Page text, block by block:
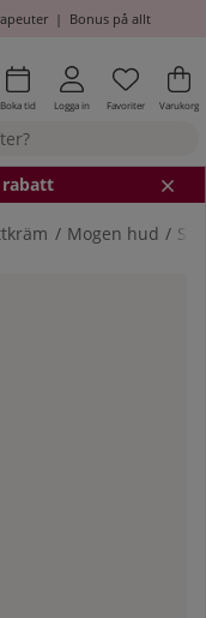
| Bonus på allt
Boka tid Logga in Antal i
.
Favoriter .
Varukorg
rabatt
Mogen hud